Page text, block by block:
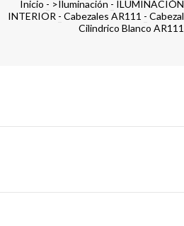
Inicio - >Iluminación - ILUMINACIÓN
INTERIOR - Cabezales AR111 - Cabezal
Cilindrico Blanco AR111